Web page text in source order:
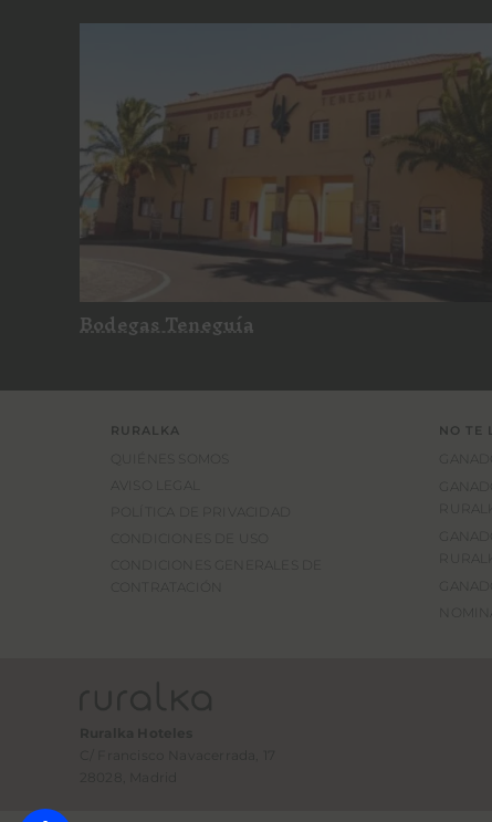
Bodegas Teneguía
Bodegas Teneguía
RURALKA
QUIÉNES SOMOS
AVISO LEGAL
POLÍTICA DE PRIVACIDAD
CONDICIONES GENERALES DE
CONTRATACIÓN
NO TE